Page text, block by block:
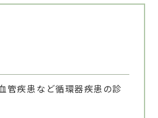
管疾患など循環器疾患の診